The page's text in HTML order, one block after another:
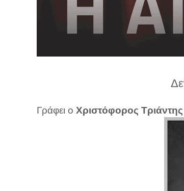
Γράφει ο Χριστόφορος Τριάντης